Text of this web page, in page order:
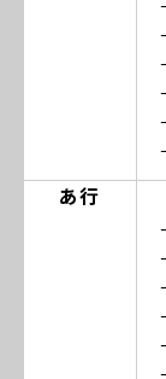
あ行